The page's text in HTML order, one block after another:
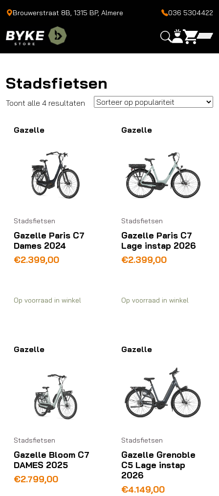
Brouwerstraat 8B, 1315 BP, Almere 036 5304422
Stadsfietsen
Toont alle 4 resultaten Gesorteerd
populariteit
Gazelle
Stadsfietsen
Gazelle Paris C7
Dames 2024
€2.399,00
Op voorraad in winkel
Gazelle
Stadsfietsen
Gazelle Paris C7
Lage instap 2026
€2.399,00
Op voorraad in winkel
Gazelle
Stadsfietsen
Gazelle Bloom C7
DAMES 2025
€2.799,00
Gazelle
Stadsfietsen
Gazelle Grenoble
C5 Lage instap
2026
€4.149,00